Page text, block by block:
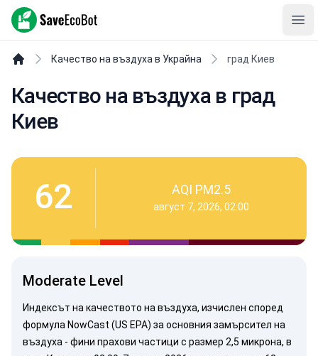
SaveEcoBot
Качество на въздуха в Украйна град Киев
Качество на въздуха в град
Киев
62 AQI PM2.5
август 7, 2026, 02:00
Moderate Level
Индексът на качеството на въздуха, изчислен според
формула NowCast (US EPA) за основния замърсител на
въздуха - фини прахови частици с размер 2,5 микрона, в